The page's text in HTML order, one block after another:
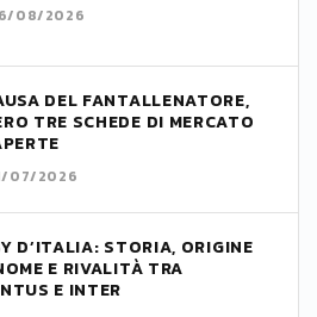
08/2026
DEL FANTALLENATORE,
TRE SCHEDE DI MERCATO
07/2026
D’ITALIA: STORIA, ORIGINE
E RIVALITÀ TRA
E INTER